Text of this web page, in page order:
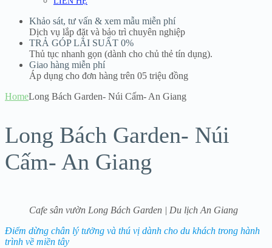
Khảo sát, tư vấn & xem mẫu miễn phí
Dịch vụ lắp đặt và bảo trì chuyên nghiệp
TRẢ GÓP LÃI SUẤT 0%
Thủ tục nhanh gọn (dành cho chủ thẻ tín dụng).
Giao hàng miễn phí
Áp dụng cho đơn hàng trên 05 triệu đồng
HomeLong Bách Garden- Núi Cấm- An Giang
Long Bách Garden- Núi
Cấm- An Giang
Cafe sân vườn Long Bách Garden | Du lịch An Giang
Điểm dừng chân lý tưởng và thú vị dành cho du khách trong hành
trình về miền tây